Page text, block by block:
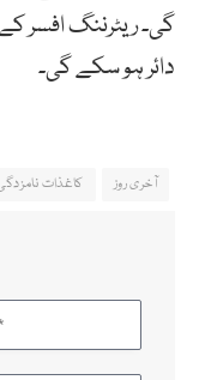
دائر ہو سکے گی۔
آخری روز کاغذات